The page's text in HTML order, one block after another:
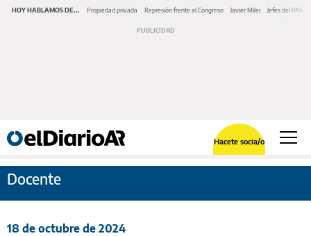
HOY HABLAMOS DE... Propiedad privada Represión frente al Congreso Javier Milei Jefes del PAMI
Hacete socia/o
Docente
18 de octubre de 2024